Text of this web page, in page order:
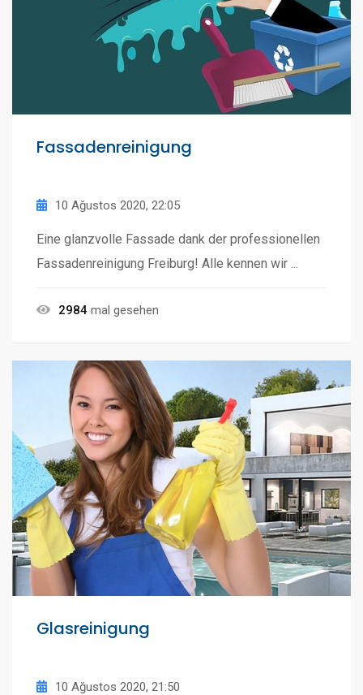
Fassadenreinigung
10 Ağustos 2020, 22:05
Eine glanzvolle Fassade dank der professionellen
Fassadenreinigung Freiburg! Alle kennen wir ...
2984 mal gesehen
Glasreinigung
10 Ağustos 2020, 21:50